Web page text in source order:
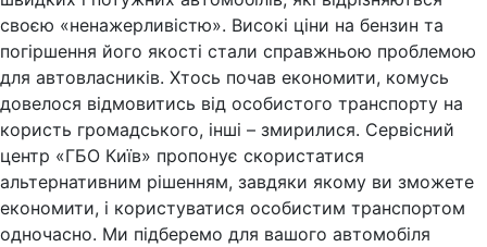
своєю «ненажерливістю». Високі ціни на бензин та
погіршення його якості стали справжньою проблемою
для автовласників. Хтось почав економити, комусь
довелося відмовитись від особистого транспорту на
користь громадського, інші – змирилися. Сервісний
центр «ГБО Київ» пропонує скористатися
альтернативним рішенням, завдяки якому ви зможете
економити, і користуватися особистим транспортом
одночасно. Ми підберемо для вашого автомобіля